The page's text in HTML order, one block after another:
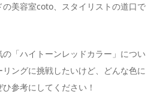
の美容室coto、スタイリストの道口で
「ハイトーンレッドカラー」につい
ングに挑戦したいけど、どんな色に
参考にしてください！